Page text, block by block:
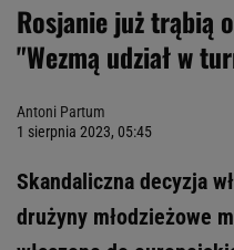
Rosjanie już trąbią
"Wezmą udział w
Antoni Partum
1 sierpnia 2023, 05:45
Skandaliczna decyzja
drużyny młodzieżowe